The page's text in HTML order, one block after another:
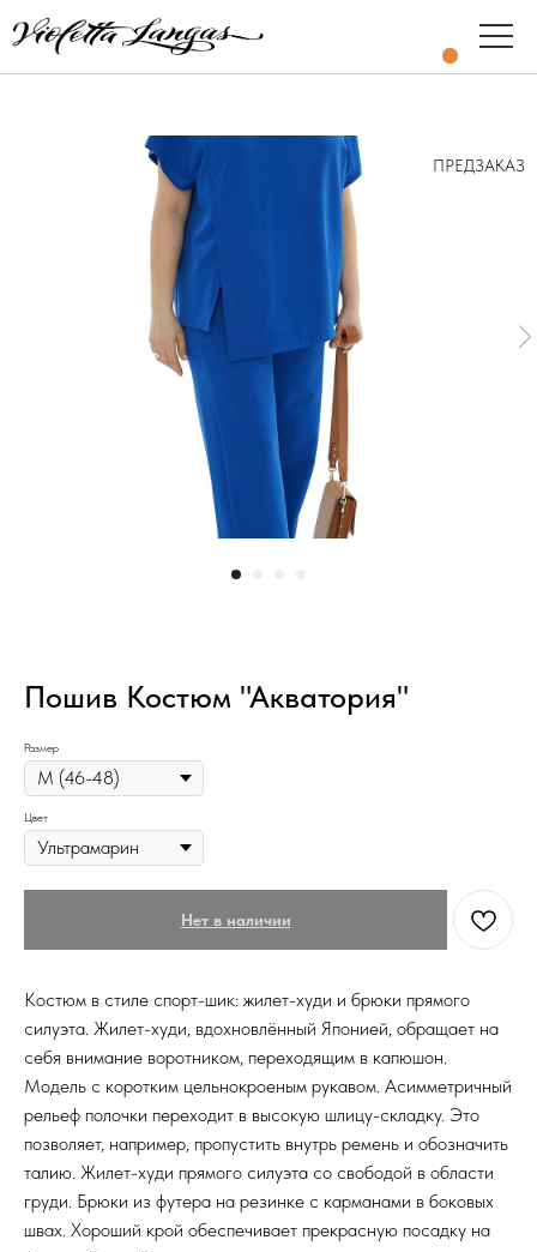
ПРЕДЗАКАЗ
Пошив Костюм "Акватория"
Размер
Цвет
Нет в наличии
Костюм в стиле спорт-шик: жилет-худи и брюки прямого
силуэта. Жилет-худи, вдохновлённый Японией, обращает на
себя внимание воротником, переходящим в капюшон.
Модель с коротким цельнокроеным рукавом. Асимметричный
рельеф полочки переходит в высокую шлицу-складку. Это
позволяет, например, пропустить внутрь ремень и обозначить
талию. Жилет-худи прямого силуэта со свободой в области
груди. Брюки из футера на резинке с карманами в боковых
швах. Хороший крой обеспечивает прекрасную посадку на